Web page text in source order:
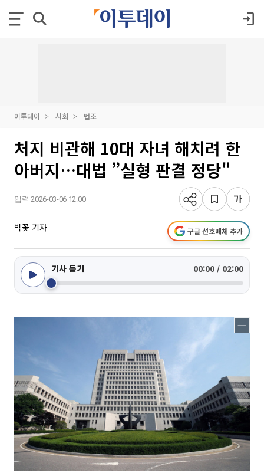
이투데이 사회 법조
처지 비관해 10대 자녀 해치려 한
아버지…대법 ”실형 판결 정당"
입력 2026-03-06 12:00
박꽃 기자 구글 선호매체 추가
기사 듣기 00:00 / 02:00